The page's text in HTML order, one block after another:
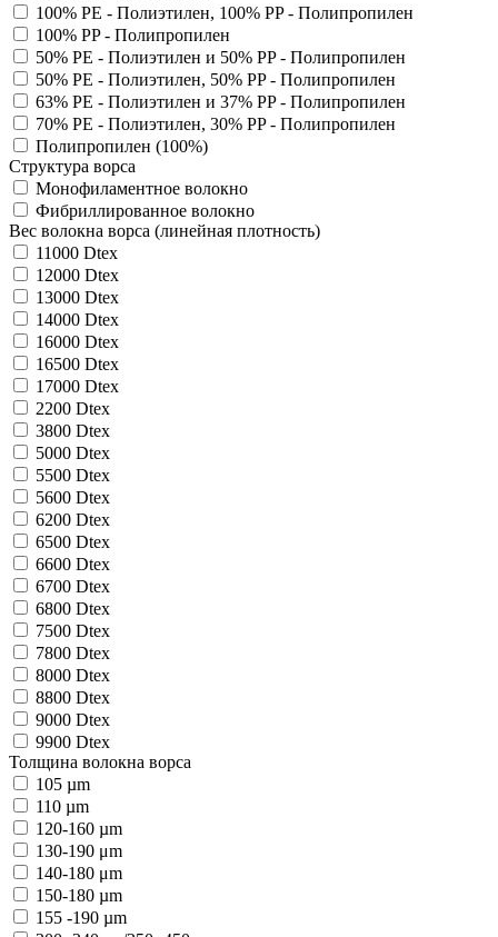
100% PE - Полиэтилен, 100% PP - Полипропилен
100% PP - Полипропилен
50% PE - Полиэтилен и 50% PP - Полипропилен
50% PE - Полиэтилен, 50% PP - Полипропилен
63% PE - Полиэтилен и 37% PP - Полипропилен
70% PE - Полиэтилен, 30% PP - Полипропилен
Полипропилен (100%)
Структура ворса
Монофиламентное волокно
Фибриллированное волокно
Вес волокна ворса (линейная плотность)
11000 Dtex
12000 Dtex
13000 Dtex
14000 Dtex
16000 Dtex
16500 Dtex
17000 Dtex
2200 Dtex
3800 Dtex
5000 Dtex
5500 Dtex
5600 Dtex
6200 Dtex
6500 Dtex
6600 Dtex
6700 Dtex
6800 Dtex
7500 Dtex
7800 Dtex
8000 Dtex
8800 Dtex
9000 Dtex
9900 Dtex
Толщина волокна ворса
105 µm
110 µm
120-160 µm
130-190 μm
140-180 μm
150-180 µm
155 -190 µm